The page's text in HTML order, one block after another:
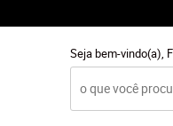
Seja bem-vindo(a),